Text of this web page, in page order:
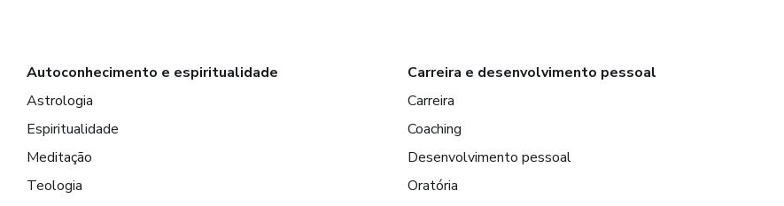
Autoconhecimento e espiritualidade
Astrologia
Espiritualidade
Meditação
Teologia
Carreira e desenvolvimento pessoal
Carreira
Coaching
Desenvolvimento pessoal
Oratória